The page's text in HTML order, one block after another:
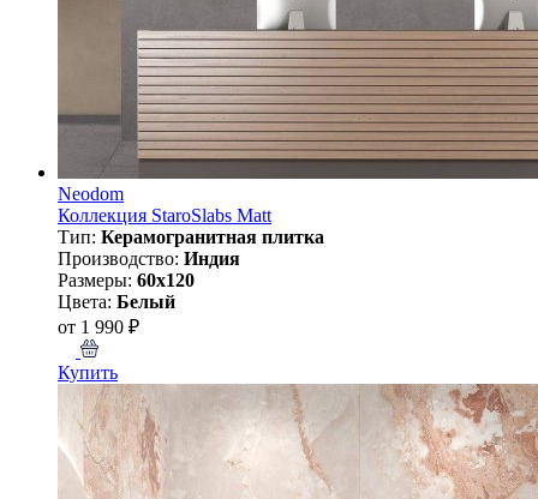
Neodom
Коллекция StaroSlabs Matt
Тип: Керамогранитная плитка
Производство: Индия
Размеры: 60x120
Цвета: Белый
от 1 990 ₽
Купить